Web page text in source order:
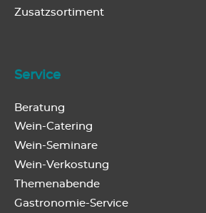
Zusatzsortiment
Service
Beratung
Wein-Catering
Wein-Seminare
Wein-Verkostung
Themenabende
Gastronomie-Service